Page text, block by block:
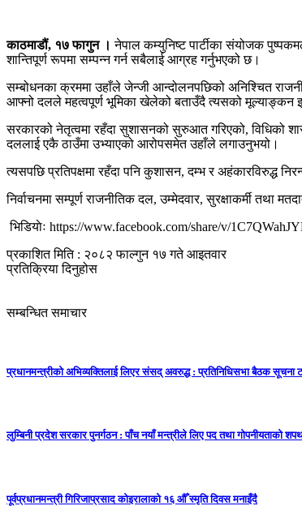
काठमाडौं, १७ फागुन । नेपाल कम्युनिष्ट पार्टीका संयोजक पुष्पकमल
शान्तिपूर्ण रूपमा सम्पन्न गर्न सबैलाई आग्रह गर्नुभएको छ।
सम्बोधनका क्रममा उहाँले जेन्जी आन्दोलनपछिको अनिश्चित
आफ्नो दलले महत्वपूर्ण भूमिका खेलेको बताउँदै त्यसको मूल्याङ्कन
सरकारको नेतृत्वमा रहँदा सुशासनको सुरुआत गरिएको, विधिको
दललाई एकै ठाउँमा उभ्याएको आरोपसमेत उहाँले लगाउनुभयो।
त्यसपछि प्रतिपक्षमा रहँदा पनि कुशासन, दम्भ र अहंकारविरुद्ध
निर्वाचनमा सम्पूर्ण राजनीतिक दल, उम्मेदवार, सुरक्षाकर्मी तथा
भिडियाेः https://www.facebook.com/share/v/
प्रकाशित मिति : २०८२ फाल्गुन १७ गते आइतवार
प्रतिक्रिया दिनुहोस
सम्बन्धित समाचार
प्रधानमन्त्रीको अभिव्यक्तिलाई लिएर संसद् अवरुद्ध : प्रतिनिधिसभा बैठक सूचना
लुम्बिनी प्रदेश सरकार पुनर्गठन : पाँच नयाँ मन्त्रीले लिए पद तथा गोपनीयताको
पूर्वप्रधानमन्त्री गिरिजाप्रसाद कोइरालाको १६ औँ स्मृति दिवस मनाइँदै